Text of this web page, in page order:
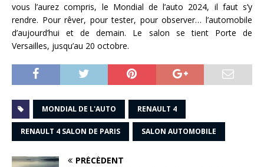
vous l’aurez compris, le Mondial de l’auto 2024, il faut s’y
rendre. Pour rêver, pour tester, pour observer… l’automobile
d’aujourd’hui et de demain. Le salon se tient Porte de
Versailles, jusqu’au 20 octobre.
MONDIAL DE L'AUTO RENAULT 4
RENAULT 4 SALON DE PARIS SALON AUTOMOBILE
PRÉCÉDENT